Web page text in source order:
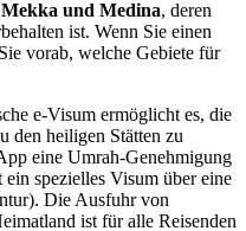
Mekka und Medina, deren
ist. Wenn Sie einen
vorab, welche Gebiete für
e-Visum ermöglicht es, die
den heiligen Stätten zu
eine Umrah-Genehmigung
spezielles Visum über eine
Die Ausfuhr von
ist für alle Reisenden